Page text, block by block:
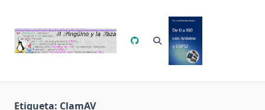
contenido
Etiqueta: ClamAV